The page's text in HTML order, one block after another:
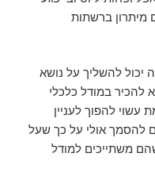
מיתרון ברשתות
יכול להשליך על נושא
להכיר במודל כלכלי
עשוי להפוך לעניין
להסמך אולי על כך שעל
משתייכים למודל